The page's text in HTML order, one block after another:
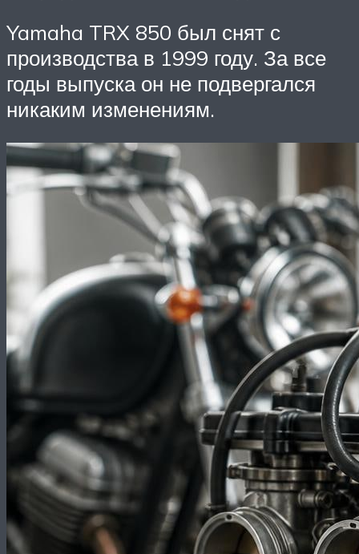
Yamaha TRX 850 был снят с
производства в 1999 году. За все
годы выпуска он не подвергался
никаким изменениям.